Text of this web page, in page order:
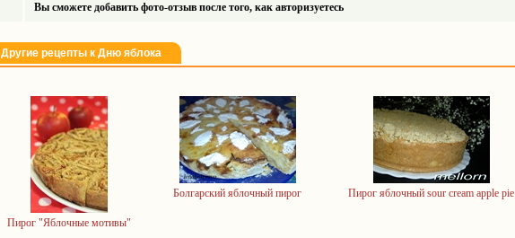
Вы сможете добавить фото-отзыв после того, как авторизуетесь
Другие рецепты к Дню яблока
Пирог "Яблочные мотивы"
Болгарский яблочный пирог Пирог яблочный sour cream apple pie